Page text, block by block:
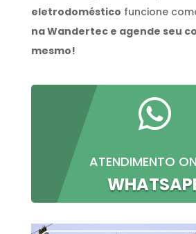
eletrodoméstico funcione
na Wandertec e agende seu
mesmo!

ATENDIMENTO